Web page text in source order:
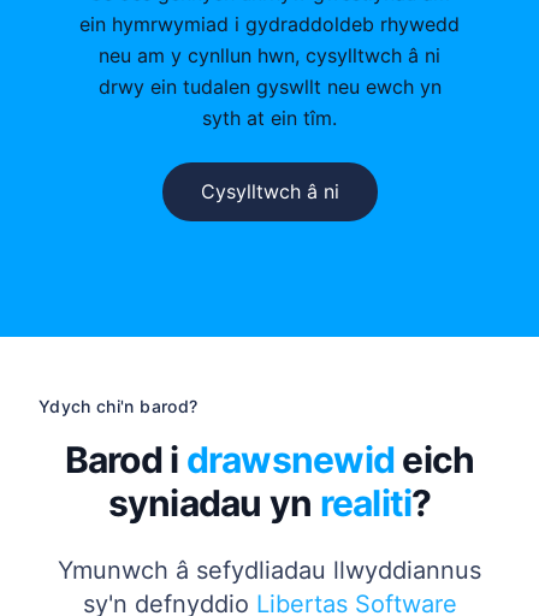
ein hymrwymiad i gydraddoldeb rhywedd
neu am y cynllun hwn, cysylltwch â ni
drwy ein tudalen gyswllt neu ewch yn
syth at ein tîm.
Cysylltwch â ni
Ydych chi'n barod?
Barod i drawsnewideich
syniadau yn realiti?
Ymunwch â sefydliadau llwyddiannus
sy'n defnyddio Libertas Software